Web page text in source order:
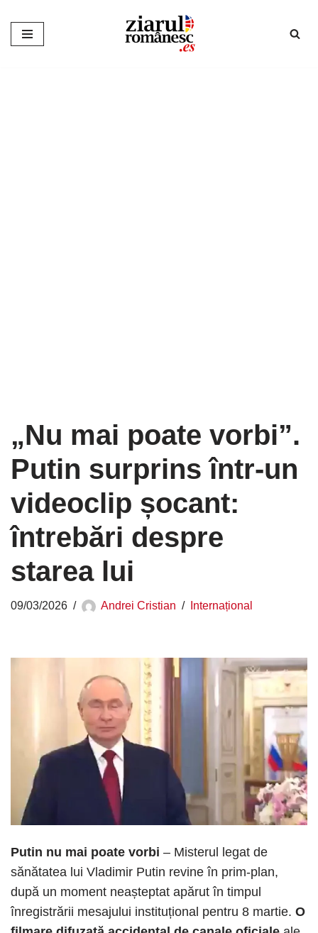
Sari
„Nu mai poate vorbi”.
Putin surprins într-un
videoclip șocant:
întrebări despre
starea lui
09/03/2026 Andrei Cristian Internațional
Putin nu mai poate vorbi – Misterul legat de
sănătatea lui Vladimir Putin revine în prim-plan,
după un moment neașteptat apărut în timpul
înregistrării mesajului instituțional pentru 8 martie. O